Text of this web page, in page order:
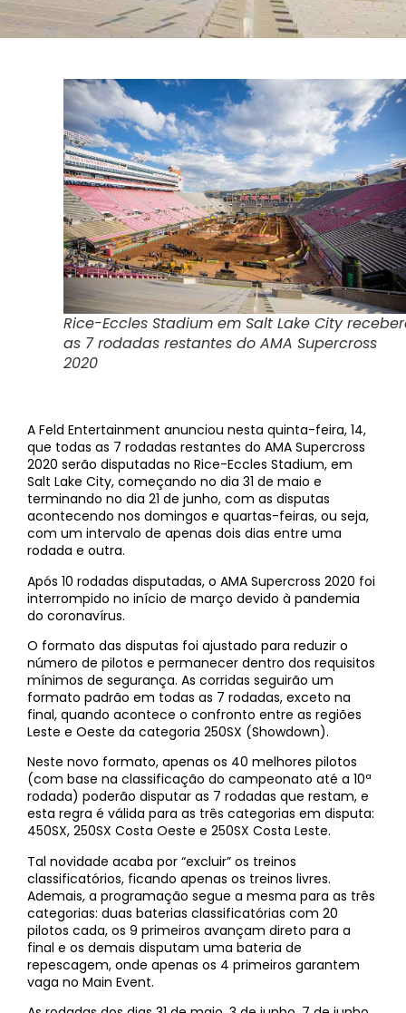
Rice-Eccles Stadium em Salt Lake City
as 7 rodadas restantes do AMA Supercross
2020
A Feld Entertainment anunciou nesta quinta-feira, 14,
que todas as 7 rodadas restantes do AMA Supercross
2020 serão disputadas no Rice-Eccles Stadium, em
Salt Lake City, começando no dia 31 de maio e
terminando no dia 21 de junho, com as disputas
acontecendo nos domingos e quartas-feiras, ou seja,
com um intervalo de apenas dois dias entre uma
rodada e outra.
Após 10 rodadas disputadas, o AMA Supercross 2020 foi
interrompido no início de março devido à pandemia
do coronavírus.
O formato das disputas foi ajustado para reduzir o
número de pilotos e permanecer dentro dos requisitos
mínimos de segurança. As corridas seguirão um
formato padrão em todas as 7 rodadas, exceto na
final, quando acontece o confronto entre as regiões
Leste e Oeste da categoria 250SX (Showdown).
Neste novo formato, apenas os 40 melhores pilotos
(com base na classificação do campeonato até a 10ª
rodada) poderão disputar as 7 rodadas que restam, e
esta regra é válida para as três categorias em disputa:
450SX, 250SX Costa Oeste e 250SX Costa Leste.
Tal novidade acaba por “excluir” os treinos
classificatórios, ficando apenas os treinos livres.
Ademais, a programação segue a mesma para as três
categorias: duas baterias classificatórias com 20
pilotos cada, os 9 primeiros avançam direto para a
final e os demais disputam uma bateria de
repescagem, onde apenas os 4 primeiros garantem
vaga no Main Event.